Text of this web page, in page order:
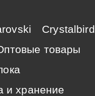
Crystalbird
товары
и хранение